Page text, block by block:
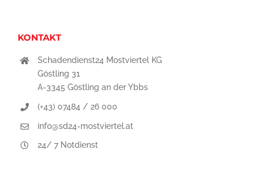
KONTAKT
Schadendienst24 Mostviertel KG
Göstling 31
A-3345 Göstling an der Ybbs
(+43) 07484 / 26 000
info@sd24-mostviertel.at
24/ 7 Notdienst